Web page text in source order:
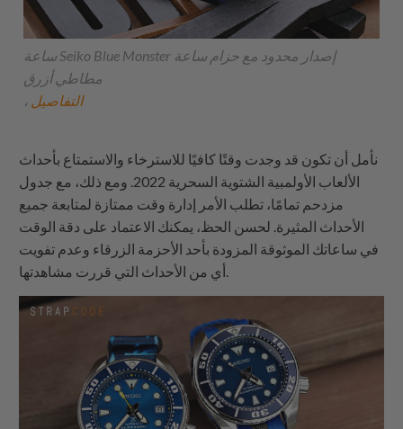
ساعة Seiko Blue Monster إصدار محدود مع حزام ساعة
مطاطي أزرق
، التفاصيل
نأمل أن تكون قد وجدت وقتًا كافيًا للاسترخاء والاستمتاع بأحداث
الألعاب الأولمبية الشتوية السحرية 2022. ومع ذلك، مع جدول
مزدحم تمامًا، تطلب الأمر إدارة وقت ممتازة لمتابعة جميع
الأحداث المثيرة. لحسن الحظ، يمكنك الاعتماد على دقة الوقت
في ساعاتك الموثوقة المزودة بأحد الأحزمة الزرقاء وعدم تفويت
أي من الأحداث التي قررت مشاهدتها.